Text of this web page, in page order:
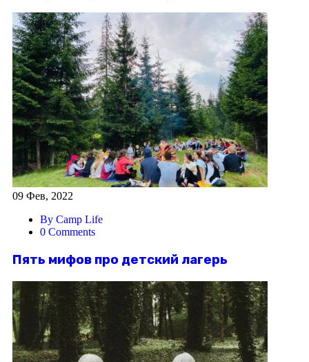
09 Фев, 2022
By Camp Life
0 Comments
Пять мифов про детский лагерь